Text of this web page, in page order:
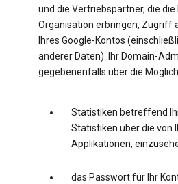
und die Vertriebspartner, die
Organisation erbringen, Zugriff
Ihres Google-Kontos
anderer Daten). Ihr Domain-
gegebenenfalls über die
Statistiken betreffend
Statistiken über die von
Applikationen,
das Passwort für Ihr